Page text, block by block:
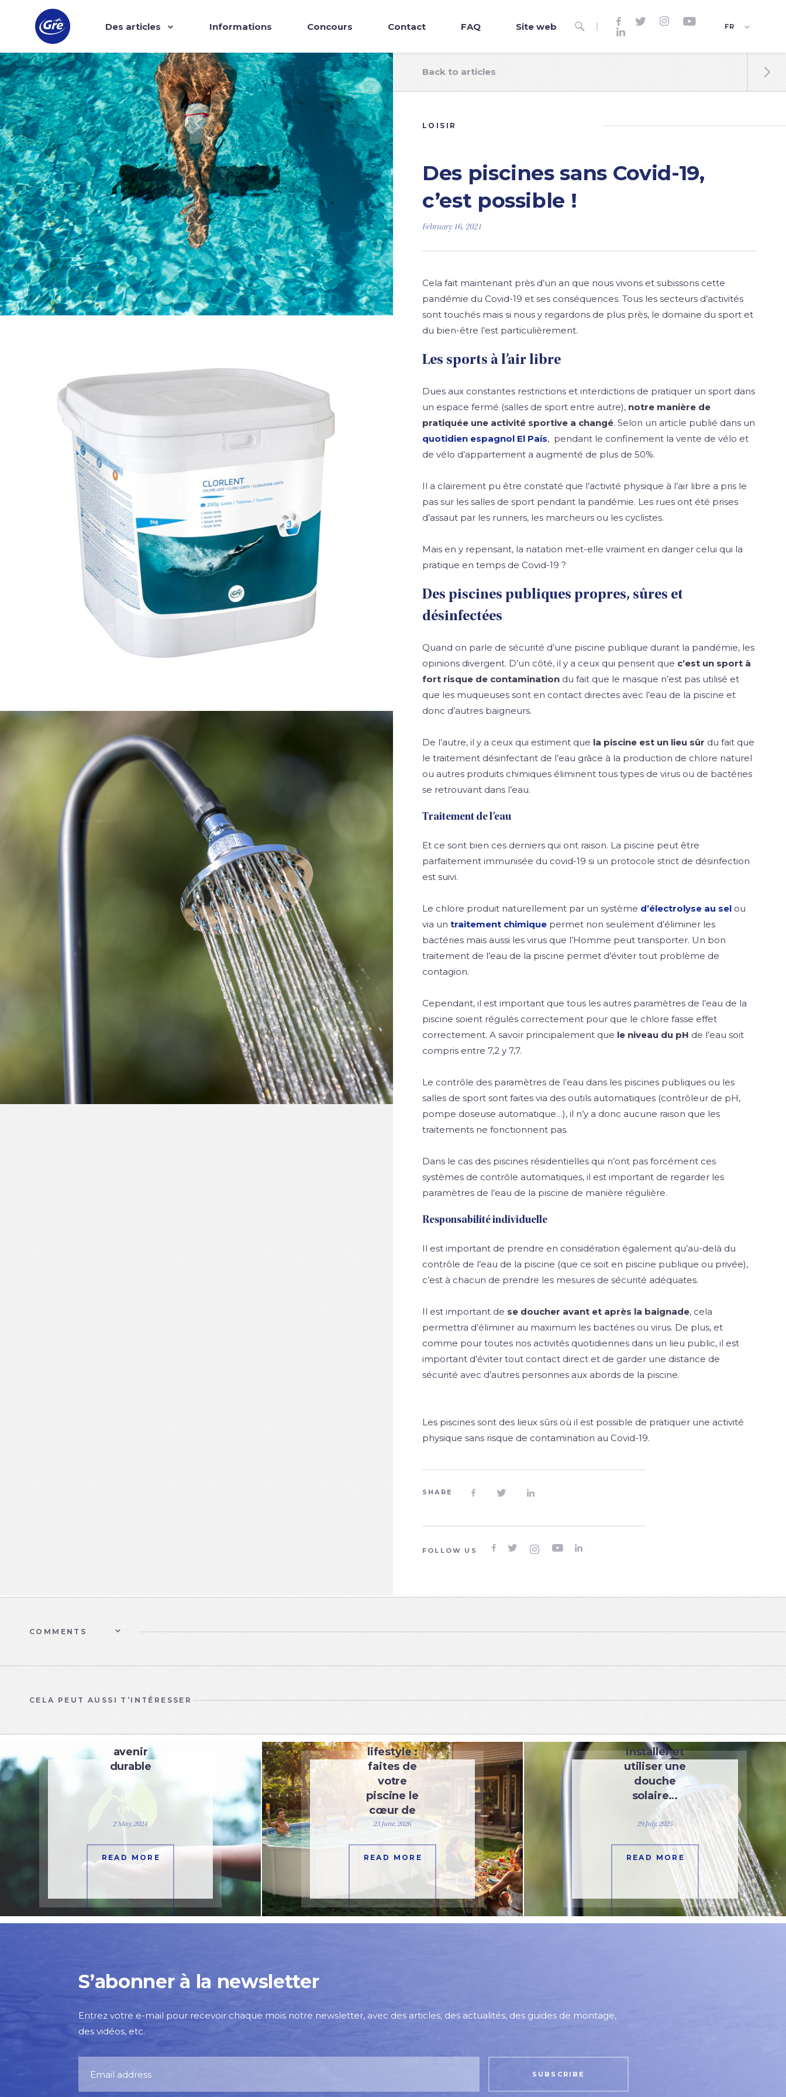
Des articles Informations Concours Contact FAQ Site web    


FR
Back to articles 
LOISIR
Des piscines sans Covid-19,
c’est possible !
February 16, 2021
Cela fait maintenant près d’un an que nous vivons et subissons cette
pandémie du Covid-19 et ses conséquences. Tous les secteurs d’activités
sont touchés mais si nous y regardons de plus près, le domaine du sport et
du bien-être l’est particulièrement.
Les sports à l’air libre
Dues aux constantes restrictions et interdictions de pratiquer un sport dans
un espace fermé (salles de sport entre autre), notre manière de
pratiquée une activité sportive a changé. Selon un article publié dans un
quotidien espagnol El País, pendant le confinement la vente de vélo et
de vélo d’appartement a augmenté de plus de 50%.
Il a clairement pu être constaté que l’activité physique à l’air libre a pris le
pas sur les salles de sport pendant la pandémie. Les rues ont été prises
d’assaut par les runners, les marcheurs ou les cyclistes.
Mais en y repensant, la natation met-elle vraiment en danger celui qui la
pratique en temps de Covid-19 ?
Des piscines publiques propres, sûres et
désinfectées
Quand on parle de sécurité d’une piscine publique durant la pandémie, les
opinions divergent. D’un côté, il y a ceux qui pensent que c’est un sport à
fort risque de contamination du fait que le masque n’est pas utilisé et
que les muqueuses sont en contact directes avec l’eau de la piscine et
donc d’autres baigneurs.
De l’autre, il y a ceux qui estiment que la piscine est un lieu sûr du fait que
le traitement désinfectant de l’eau grâce à la production de chlore naturel
ou autres produits chimiques éliminent tous types de virus ou de bactéries
se retrouvant dans l’eau.
Traitement de l’eau
Et ce sont bien ces derniers qui ont raison. La piscine peut être
parfaitement immunisée du covid-19 si un protocole strict de désinfection
est suivi.
Le chlore produit naturellement par un système d’électrolyse au sel ou
via un traitement chimique permet non seulement d’éliminer les
bactéries mais aussi les virus que l’Homme peut transporter. Un bon
traitement de l’eau de la piscine permet d’éviter tout problème de
contagion.
Cependant, il est important que tous les autres paramètres de l’eau de la
piscine soient régulés correctement pour que le chlore fasse effet
correctement. A savoir principalement que le niveau du pH de l’eau soit
compris entre 7,2 y 7,7.
Le contrôle des paramètres de l’eau dans les piscines publiques ou les
salles de sport sont faites via des outils automatiques (contrôleur de pH,
pompe doseuse automatique…), il n’y a donc aucune raison que les
traitements ne fonctionnent pas.
Dans le cas des piscines résidentielles qui n’ont pas forcément ces
systèmes de contrôle automatiques, il est important de regarder les
paramètres de l’eau de la piscine de manière régulière.
Responsabilité individuelle
Il est important de prendre en considération également qu’au-delà du
contrôle de l’eau de la piscine (que ce soit en piscine publique ou privée),
c’est à chacun de prendre les mesures de sécurité adéquates.
Il est important de se doucher avant et après la baignade, cela
permettra d’éliminer au maximum les bactéries ou virus. De plus, et
comme pour toutes nos activités quotidiennes dans un lieu public, il est
important d’éviter tout contact direct et de garder une distance de
sécurité avec d’autres personnes aux abords de la piscine.
Les piscines sont des lieux sûrs où il est possible de pratiquer une activité
physique sans risque de contamination au Covid-19.
SHARE   
FOLLOW US     
COMMENTS
CELA PEUT AUSSI T’INTÉRESSER
Vers un
avenir
durable
2 May, 2024
READ MORE
Pool
lifestyle :
faites de
votre
piscine le
cœur de
l’été
23 June, 2026
READ MORE
Comment
installer et
utiliser une
douche
solaire…
29 July, 2025
READ MORE
S’abonner à la newsletter
Entrez votre e-mail pour recevoir chaque mois notre newsletter, avec des articles, des actualités, des guides de montage,
des vidéos, etc.